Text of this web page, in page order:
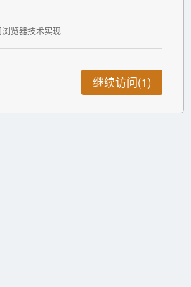
览器技术实现
继续访问(1)